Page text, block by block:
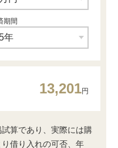
期間
13,201円
算であり、実際には購
借り入れの可否、年